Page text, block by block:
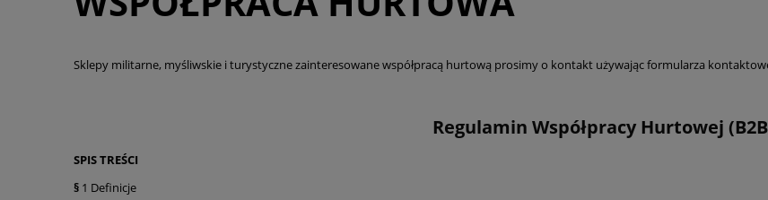
Sklepy militarne, myśliwskie i turystyczne zainteresowane współpracą hurtową prosimy o kontakt używającformularza
Regulamin Współpracy Hurtowej
SPIS TREŚCI
§ 1 Definicje